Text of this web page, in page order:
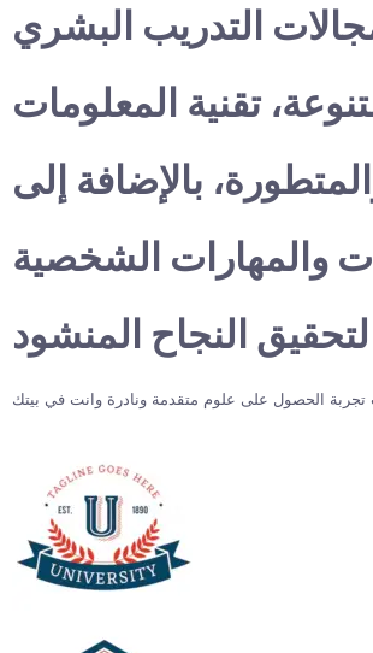
التدريب البشري
تقنية المعلومات
بالإضافة إلى
والمهارات الشخصية
الحصول على علوم متقدمة ونادرة وانت في بيتك